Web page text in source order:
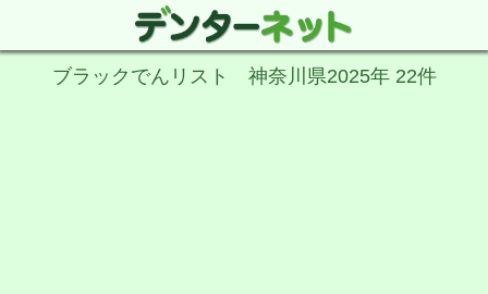
ブラックでんリスト 神奈川県2025年 22件